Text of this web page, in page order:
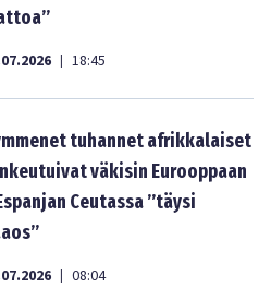
| 18:45
tuhannet afrikkalaiset
väkisin Eurooppaan
Ceutassa ”täysi
| 08:04